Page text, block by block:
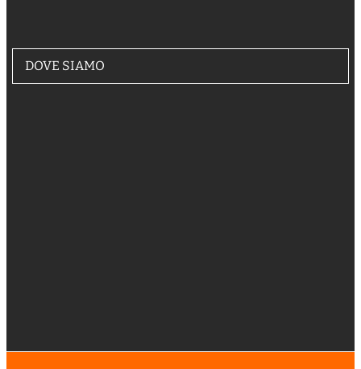
DOVE SIAMO